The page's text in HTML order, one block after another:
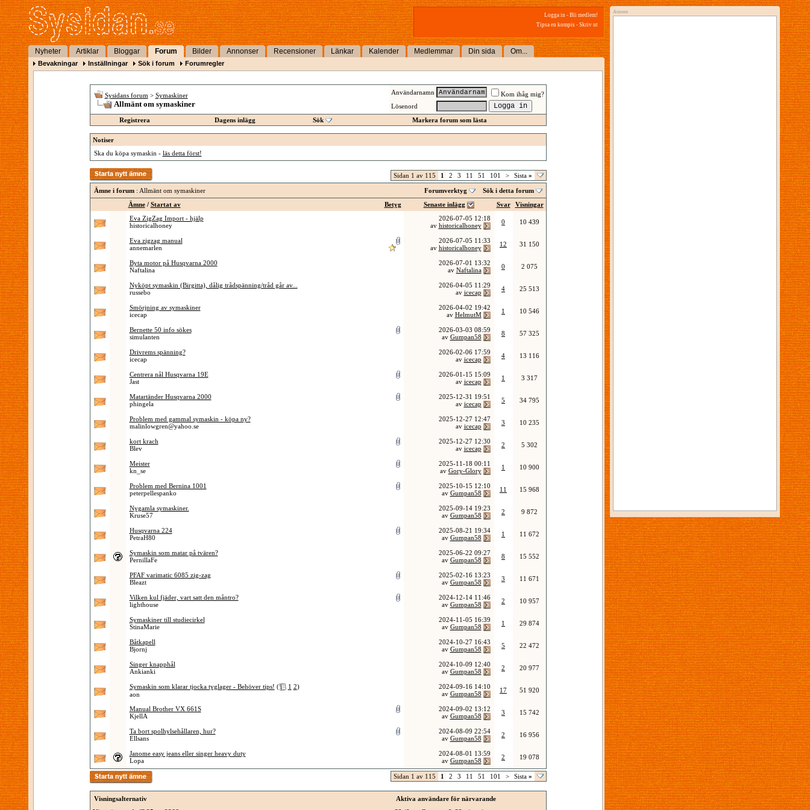
Logga in - Bli medlem!
Tipsa en kompis - Skriv ut
Nyheter Artiklar Bloggar Forum Bilder Annonser Recensioner Länkar Kalender Medlemmar Din sida Om...
Bevakningar Inställningar Sök i forum Forumregler
Sysidans forum > Symaskiner
Allmänt om symaskiner
Användarnamn
Kom ihåg mig?
Lösenord
Registrera
Dagens inlägg Sök Markera forum som lästa
Notiser
Ska du köpa symaskin - läs detta först!
Sidan 1 av 115 1 2 3 11 51 101 > Sista »
Ämne i forum: Allmänt om symaskiner Forumverktyg
Sök i detta forum
Betyg
Ämne/ Startat av Senaste inlägg Svar
Visningar
Eva ZigZag Import - hjälp
historicalhoney
2026-07-05 12:18
av historicalhoney 0 10 439
Eva zigzag manual
annemarlen
2026-07-05 11:33
av historicalhoney 12 31 150
Byta motor på Husqvarna 2000
Naftalina
2026-07-01 13:32
av Naftalina 0 2 075
Nyköpt symaskin (Birgitta), dålig trådspänning/tråd går av...
russebo
2026-04-05 11:29
av icecap 4 25 513
Smörjning av symaskiner
icecap
2026-04-02 19:42
av HelmutM 1 10 546
Bernette 50 info sökes
simulanten
2026-03-03 08:59
av Gumpan58 8 57 325
Drivrems spänning?
icecap
2026-02-06 17:59
av icecap 4 13 116
Centrera nål Husqvarna 19E
Jast
2026-01-15 15:09
av icecap 1 3 317
Matartänder Husqvarna 2000
phingela
2025-12-31 19:51
av icecap 5 34 795
Problem med gammal symaskin - köpa ny?
malinlowgren@yahoo.se
2025-12-27 12:47
av icecap 3 10 235
kort krach
Blev
2025-12-27 12:30
av icecap 2 5 302
Meister
kn_se
2025-11-18 00:11
av Gory-Glory 1 10 900
Problem med Bernina 1001
peterpellespanko
2025-10-15 12:10
av Gumpan58 11 15 968
Nygamla symaskiner.
Kruse57
2025-09-14 19:23
av Gumpan58 2 9 872
Husqvarna 224
PetraH80
2025-08-21 19:34
av Gumpan58 1 11 672
Symaskin som matar på tvären?
PernillaFe
2025-06-22 09:27
av Gumpan58 8 15 552
PFAF varimatic 6085 zig-zag
Bleazt
2025-02-16 13:23
av Gumpan58 3 11 671
Vilken kul fjäder, vart satt den måntro?
lighthouse
2024-12-14 11:46
av Gumpan58 2 10 957
Symaskiner till studiecirkel
StinaMarie
2024-11-05 16:39
av Gumpan58 1 29 874
Båtkapell
Bjornj
2024-10-27 16:43
av Gumpan58 5 22 472
Singer knapphål
Ankianki
2024-10-09 12:40
av Gumpan58 2 20 977
Symaskin som klarar tjocka tyglager - Behöver tips! ( 1 2)
aon
2024-09-16 14:10
av Gumpan58 17 51 920
Manual Brother VX 661S
KjellA
2024-09-02 13:12
av Gumpan58 3 15 742
Ta bort spolhylsehållaren, hur?
Ellsans
2024-08-09 22:54
av Gumpan58 2 16 956
Janome easy jeans eller singer heavy duty
Lopa
2024-08-01 13:59
av Gumpan58 2 19 078
Sidan 1 av 115 1 2 3 11 51 101 > Sista »
Visningsalternativ
Aktiva användare för närvarande
Annons